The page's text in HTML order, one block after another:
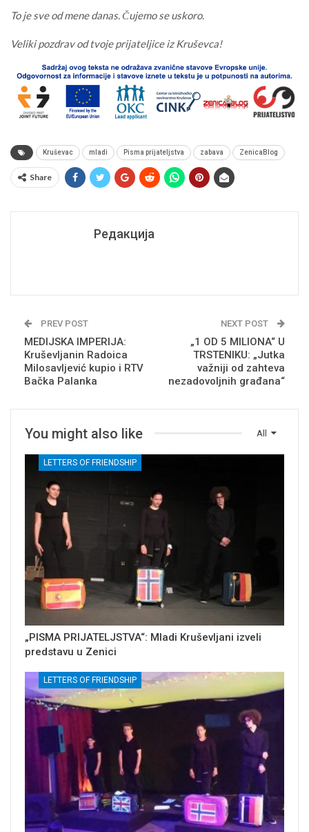
To je sve od mene danas. Čujemo se uskoro.
Veliki pozdrav od tvoje prijateljice iz Kruševca!
Kruševac mladi Pisma prijateljstva zabava ZenicaBlog
Share
Редакција
PREV POST
MEDIJSKA IMPERIJA:
Kruševljanin Radoica
Milosavljević kupio i RTV
Bačka Palanka
NEXT POST
„1 OD 5 MILIONA“ U
TRSTENIKU: „Jutka
važniji od zahteva
nezadovoljnih građana“
All
You might also like
LETTERS OF FRIENDSHIP
„PISMA PRIJATELJSTVA“: Mladi Kruševljani izveli
predstavu u Zenici
LETTERS OF FRIENDSHIP